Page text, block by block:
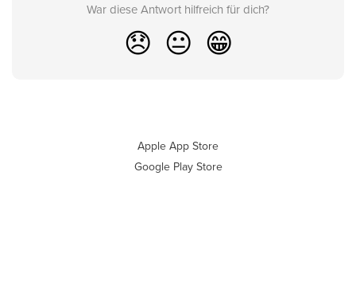
War diese Antwort hilfreich für dich?
😞 😐 😁
Apple App Store
Google Play Store